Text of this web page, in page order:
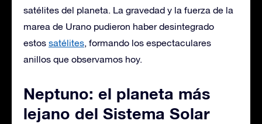
satélites del planeta. La gravedad y la fuerza de la
marea de Urano pudieron haber desintegrado
estos satélites, formando los espectaculares
anillos que observamos hoy.
Neptuno: el planeta más
lejano del Sistema Solar